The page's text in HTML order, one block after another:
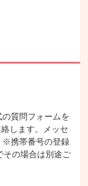
質問フォームを
します。メッセ
※携帯番号の登録
その場合は別途ご